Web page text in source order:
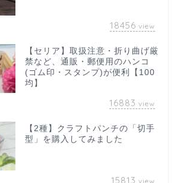
18456 view
【セリア】取扱注意・折り曲げ厳
禁など、通販・郵便用のハンコ
(ゴム印・スタンプ)が便利【100
均】
16883 view
【2種】クラフトパンチの「切手
型」を購入してみました
15813 view